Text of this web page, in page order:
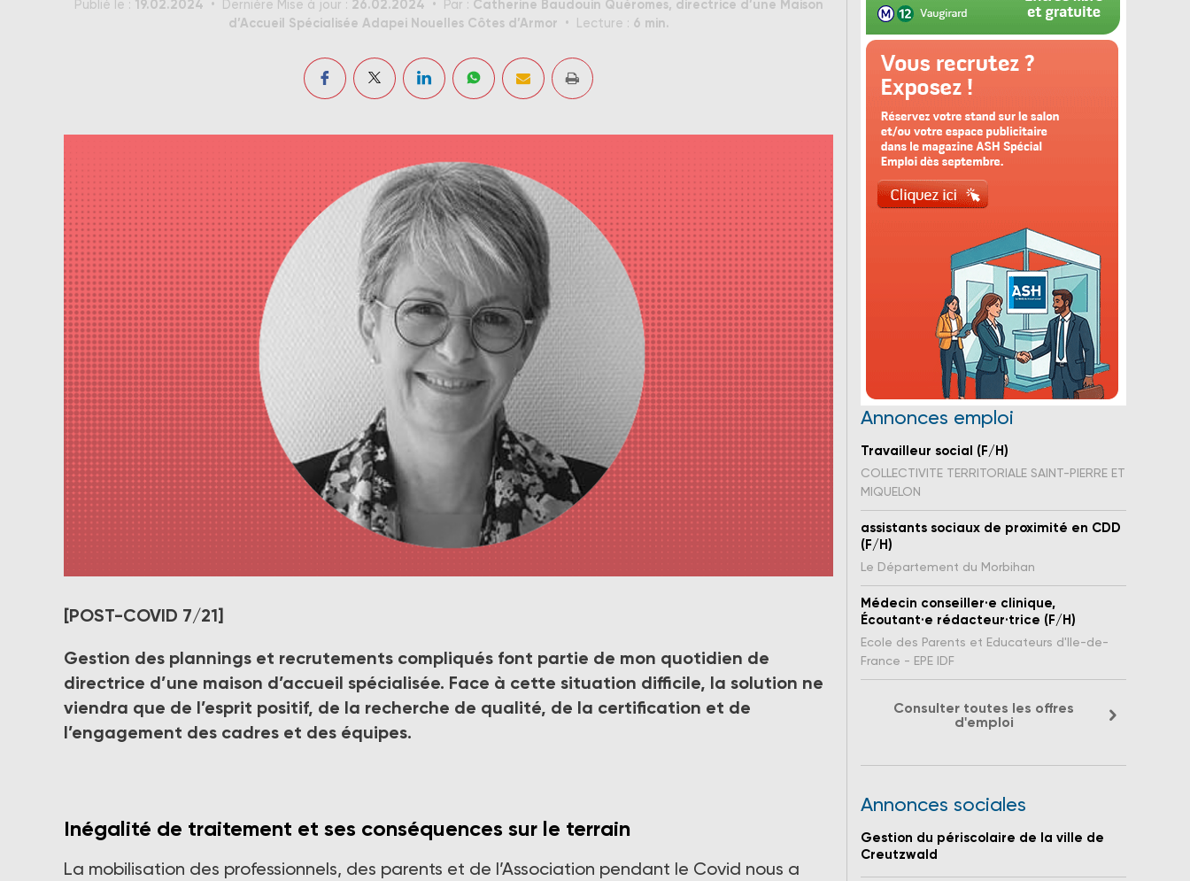
Publié le : 19.02.2024 Dernière Mise à jour : 26.02.2024 Par : Catherine Baudouin Quéromes, directrice d’une Maison
d’Accueil Spécialisée Adapei Nouelles Côtes d’Armor
Lecture : 6 min.
affronter les moments plus difficiles », constate Catherine Baudouin Quéromes, directrice d’une Maison d’Accueil
Crédit photo DR
[POST-COVID 7/21]
Gestion des plannings et recrutements compliqués font partie de mon quotidien de
directrice d’une maison d’accueil spécialisée. Face à cette situation difficile, la solution ne
viendra que de l’esprit positif, de la recherche de qualité, de la certification et de
l’engagement des cadres et des équipes.
Inégalité de traitement et ses conséquences sur le terrain
La mobilisation des professionnels, des parents et de l’Association pendant le Covid nous a
Annonces emploi
Travailleur social (F/H)
COLLECTIVITE TERRITORIALE SAINT-PIERRE ET
MIQUELON
assistants sociaux de proximité en CDD
(F/H)
Le Département du Morbihan
Médecin conseiller·e clinique,
Écoutant·e rédacteur·trice (F/H)
Ecole des Parents et Educateurs d'Ile-de-
France - EPE IDF
Consulter toutes les offres
d'emploi
Annonces sociales
Gestion du périscolaire de la ville de
Creutzwald